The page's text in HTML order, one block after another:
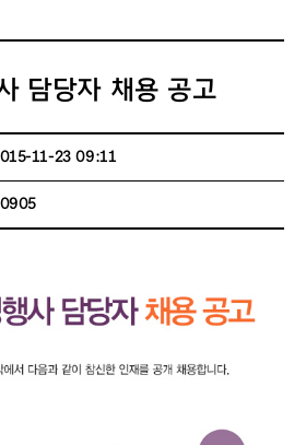
담당자 채용 공고
11-23 09:11